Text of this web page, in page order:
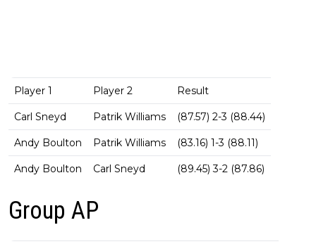
Player 1 Player 2 Result
Carl Sneyd Patrik Williams (87.57) 2-3 (88.44)
Andy Boulton Patrik Williams (83.16) 1-3 (88.11)
Andy Boulton Carl Sneyd (89.45) 3-2 (87.86)
Group AP